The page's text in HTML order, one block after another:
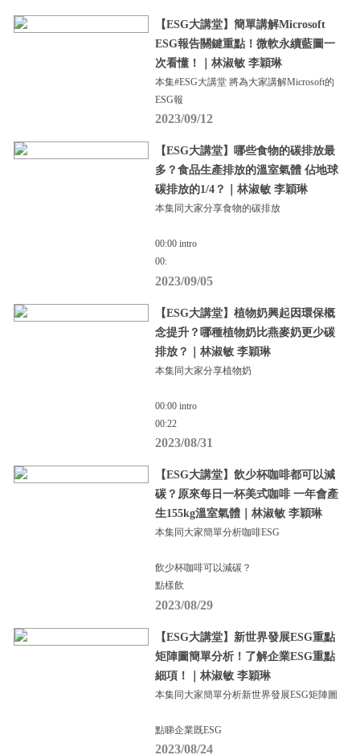
【ESG大講堂】簡單講解Microsoft
ESG報告關鍵重點！微軟永續藍圖一
次看懂！｜林淑敏 李穎琳
本集#ESG大講堂 將為大家講解Microsoft的
ESG報
2023/09/12
【ESG大講堂】哪些食物的碳排放最
多？食品生產排放的溫室氣體 佔地球
碳排放的1/4？｜林淑敏 李穎琳
本集同大家分享食物的碳排放
00:00 intro
00:
2023/09/05
【ESG大講堂】植物奶興起因環保概
念提升？哪種植物奶比燕麥奶更少碳
排放？｜林淑敏 李穎琳
本集同大家分享植物奶
00:00 intro
00:22
2023/08/31
【ESG大講堂】飲少杯咖啡都可以減
碳？原來每日一杯美式咖啡 一年會產
生155kg溫室氣體｜林淑敏 李穎琳
本集同大家簡單分析咖啡ESG
飲少杯咖啡可以減碳？
點樣飲
2023/08/29
【ESG大講堂】新世界發展ESG重點
矩陣圖簡單分析！了解企業ESG重點
細項！｜林淑敏 李穎琳
本集同大家簡單分析新世界發展ESG矩陣圖
點睇企業既ESG
2023/08/24